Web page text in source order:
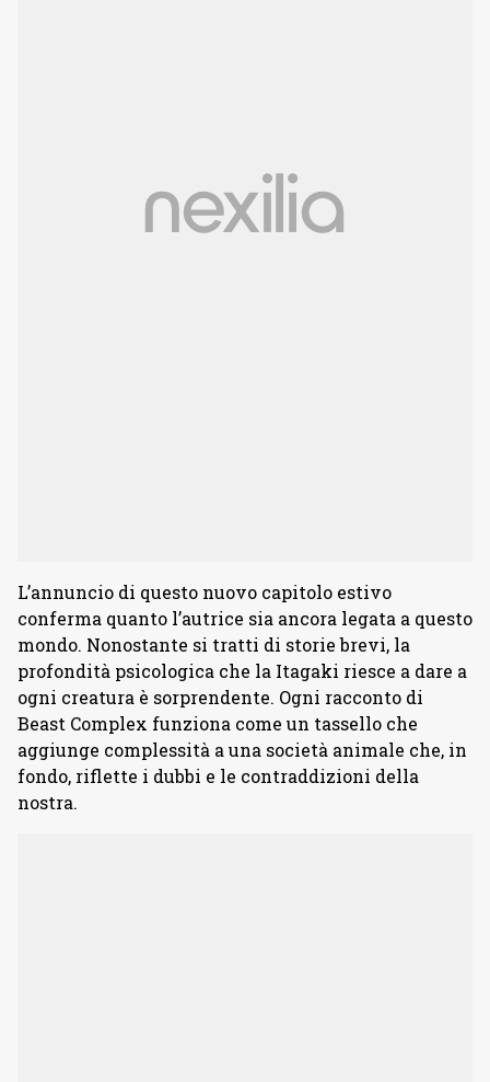
L’annuncio di questo nuovo capitolo estivo
conferma quanto l’autrice sia ancora legata a questo
mondo. Nonostante si tratti di storie brevi, la
profondità psicologica che la Itagaki riesce a dare a
ogni creatura è sorprendente. Ogni racconto di
Beast Complex funziona come un tassello che
aggiunge complessità a una società animale che, in
fondo, riflette i dubbi e le contraddizioni della
nostra.